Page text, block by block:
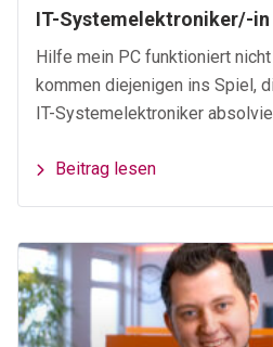
IT-Systemelektroniker/-in
Hilfe mein PC funktioniert
kommen diejenigen ins Spiel,
IT-Systemelektroniker
Beitrag lesen